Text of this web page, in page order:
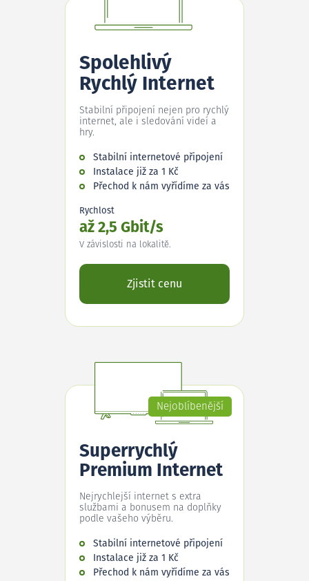
Spolehlivý
Rychlý Internet
Stabilní připojení nejen pro rychlý
internet, ale i sledování videí a
hry.
Stabilní internetové připojení
Instalace již za 1 Kč
Přechod k nám vyřídíme za vás
Rychlost
až 2,5 Gbit/s
V závislosti na lokalitě.
Zjistit cenu
Nejoblíbenější
Superrychlý
Premium Internet
Nejrychlejší internet s extra
službami a bonusem na doplňky
podle vašeho výběru.
Stabilní internetové připojení
Instalace již za 1 Kč
Přechod k nám vyřídíme za vás